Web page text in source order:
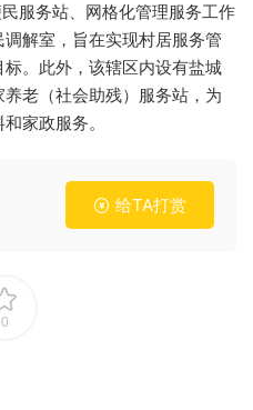
服务站、网格化管理服务工作
解室，旨在实现村居服务管
。此外，该辖区内设有盐城
老（社会助残）服务站，为
家政服务。
给TA打赏
0